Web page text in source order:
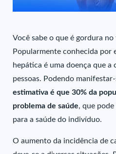
Você sabe o que é gordura
Popularmente conhecida por
hepática é uma doença que a
pessoas. Podendo
estimativa é que 30% da
problema de saúde, que
para a saúde do indivíduo.
O aumento da incidência de